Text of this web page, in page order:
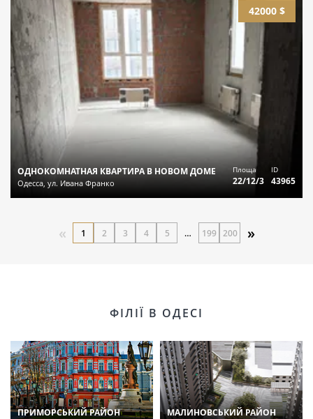
42000 $
ОДНОКОМНАТНАЯ КВАРТИРА В НОВОМ ДОМЕ
Одесса, ул. Ивана Франко
Площа
22/12/3
ID
43965
« 1 2 3 4 5 … 199 200 »
ФІЛІЇ В ОДЕСІ
ПРИМОРСЬКИЙ РАЙОН МАЛИНОВСЬКИЙ РАЙОН